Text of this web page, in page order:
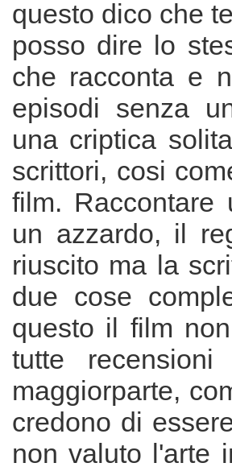
questo dico che
posso dire lo
che racconta e
episodi senza
una criptica
scrittori, cosi
film.
un azzardo, il
riuscito ma la
due cose
questo il film
tutte
maggiorparte,
credono di
non valuto l'arte